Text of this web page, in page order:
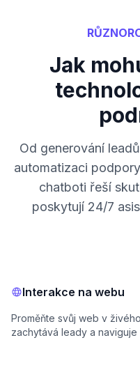
Jak
Od generování
automatizaci
chatboti řeší
poskytují 24/7
Interakce na webu
Proměňte svůj web v
zachytává leady a